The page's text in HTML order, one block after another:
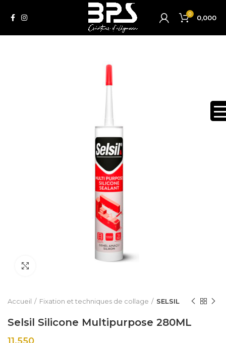
0 0,000
Accueil Fixation et techniques de collage SELSIL
Selsil Silicone Multipurpose 280ML